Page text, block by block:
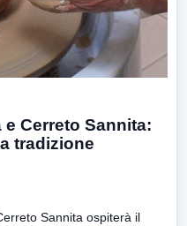
Cerreto Sannita:
tradizione
Sannita ospiterà il